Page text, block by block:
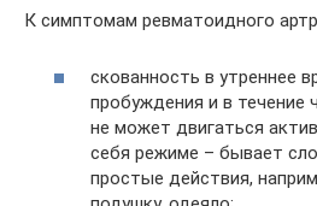
К симптомам ревматоидного
скованность в утреннее
пробуждения и в течение
не может двигаться
себя режиме – бывает
простые действия,